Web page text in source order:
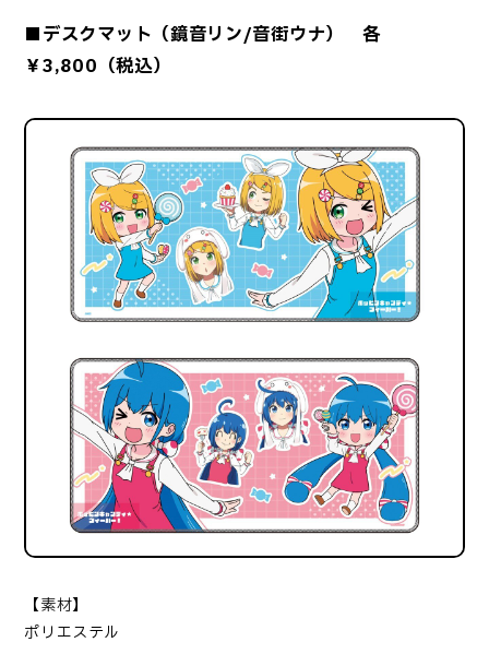
■デスクマット（鏡音リン/音街ウナ） 各
￥3,800（税込）
【素材】
ポリエステル